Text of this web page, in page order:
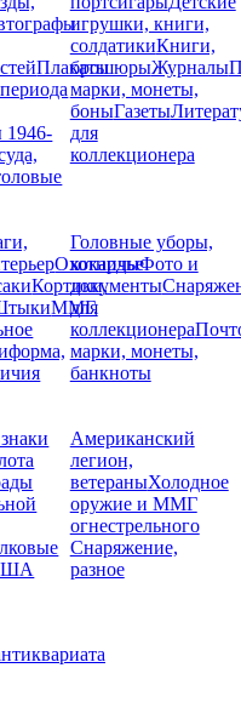
Плакаты
1946-
игрушки, книги,
солдатикиКниги,
брошюрыЖурналы
марки, монеты,
боныГазеты
для
коллекционера
Охотничье
Кортики,
ММГ,
Головные уборы,
кокардыФото и
документы
для
коллекционера
марки, монеты,
банкноты
Американский
легион,
ветераныХолодное
оружие и ММГ
огнестрельного
Снаряжение,
разное